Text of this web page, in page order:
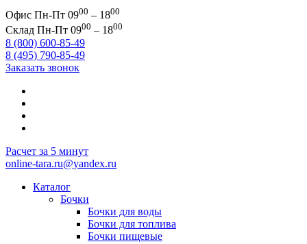
Офис Пн-Пт 0900 – 1800
Склад Пн-Пт 0900 – 1800
8 (800) 600-85-49
8 (495) 790-85-49
Заказать звонок
Расчет за 5 минут
online-tara.ru@yandex.ru
Каталог
Бочки
Бочки для воды
Бочки для топлива
Бочки пищевые